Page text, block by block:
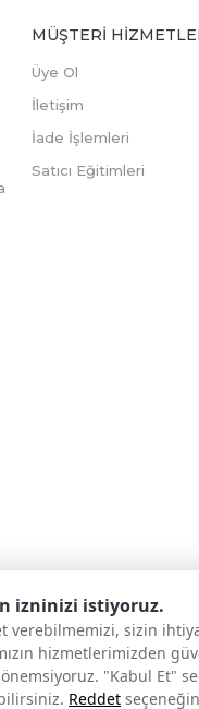
izninizi istiyoruz.
verebilmemizi, sizin
hizmetlerimizden
"Kabul Et"
Reddet
MÜŞTERI
Üye Ol
İletişim
İade İşlemleri
Satıcı Eğitimleri